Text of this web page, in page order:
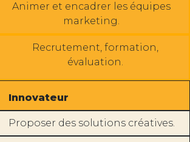
Animer et encadrer les équipes
marketing.
Recrutement, formation,
évaluation.
Innovateur
Proposer des solutions créatives.